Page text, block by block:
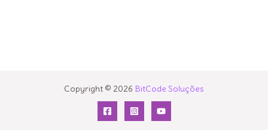
Copyright © 2026 BitCode Soluções